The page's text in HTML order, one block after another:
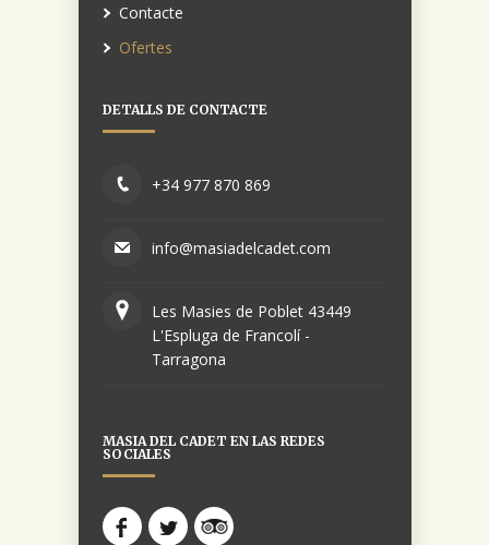
Contacte
Ofertes
DETALLS DE CONTACTE
+34 977 870 869
info@masiadelcadet.com
Les Masies de Poblet 43449
L'Espluga de Francolí -
Tarragona
MASIA DEL CADET EN LAS REDES
SOCIALES